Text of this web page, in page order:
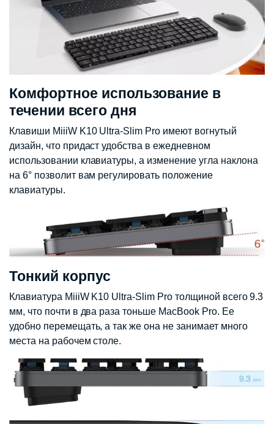
Комфортное использование в
течении всего дня
Клавиши MiiiW K10 Ultra-Slim Pro имеют вогнутый
дизайн, что придаст удобства в ежедневном
использовании клавиатуры, а изменение угла наклона
на 6° позволит вам регулировать положение
клавиатуры.
Тонкий корпус
Клавиатура MiiiW K10 Ultra-Slim Pro толщиной всего 9.3
мм, что почти в два раза тоньше MacBook Pro. Ее
удобно перемещать, а так же она не занимает много
места на рабочем столе.